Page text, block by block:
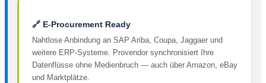
🔗 E-Procurement Ready
Nahtlose Anbindung an SAP Ariba, Coupa, Jaggaer und
weitere ERP-Systeme. Provendor synchronisiert Ihre
Datenflüsse ohne Medienbruch — auch über Amazon, eBay
und Marktplätze.